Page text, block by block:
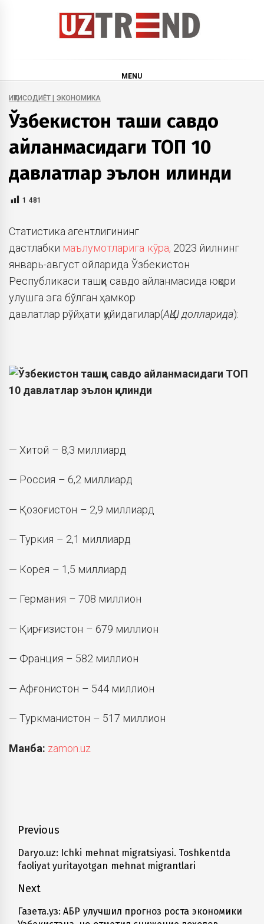
MENU
ИҚТИСОДИЁТ | ЭКОНОМИКА
Ўзбекистон ташқи савдо
айланмасидаги ТОП 10
давлатлар эълон қилинди
1 481
Статистика агентлигининг
дастлабки маълумотларига кўра, 2023 йилнинг
январь-август ойларида Ўзбекистон
Республикаси ташқи савдо айланмасида юқори
улушга эга бўлган ҳамкор
давлатлар рўйҳати қуйидагилар(АҚШ долларида):
— Хитой – 8,3 миллиард
— Россия – 6,2 миллиард
— Қозоғистон – 2,9 миллиард
— Туркия – 2,1 миллиард
— Корея – 1,5 миллиард
— Германия – 708 миллион
— Қирғизистон – 679 миллион
— Франция – 582 миллион
— Афғонистон – 544 миллион
— Туркманистон – 517 миллион
Манба: zamon.uz
Навигация
по
записям
Previous
Previous
post:
Daryo.uz: Ichki mehnat migratsiyasi. Toshkentda
faoliyat yuritayotgan mehnat migrantlari
Next
Next
Газета.уз: АБР улучшил прогноз роста экономики